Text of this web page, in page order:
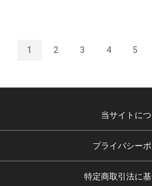
1 2 3 4 5
当サイトに
プライバシー
特定商取引法に